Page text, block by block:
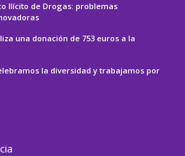
Ilícito de Drogas: problemas
una donación de 753 euros a la
la diversidad y trabajamos por